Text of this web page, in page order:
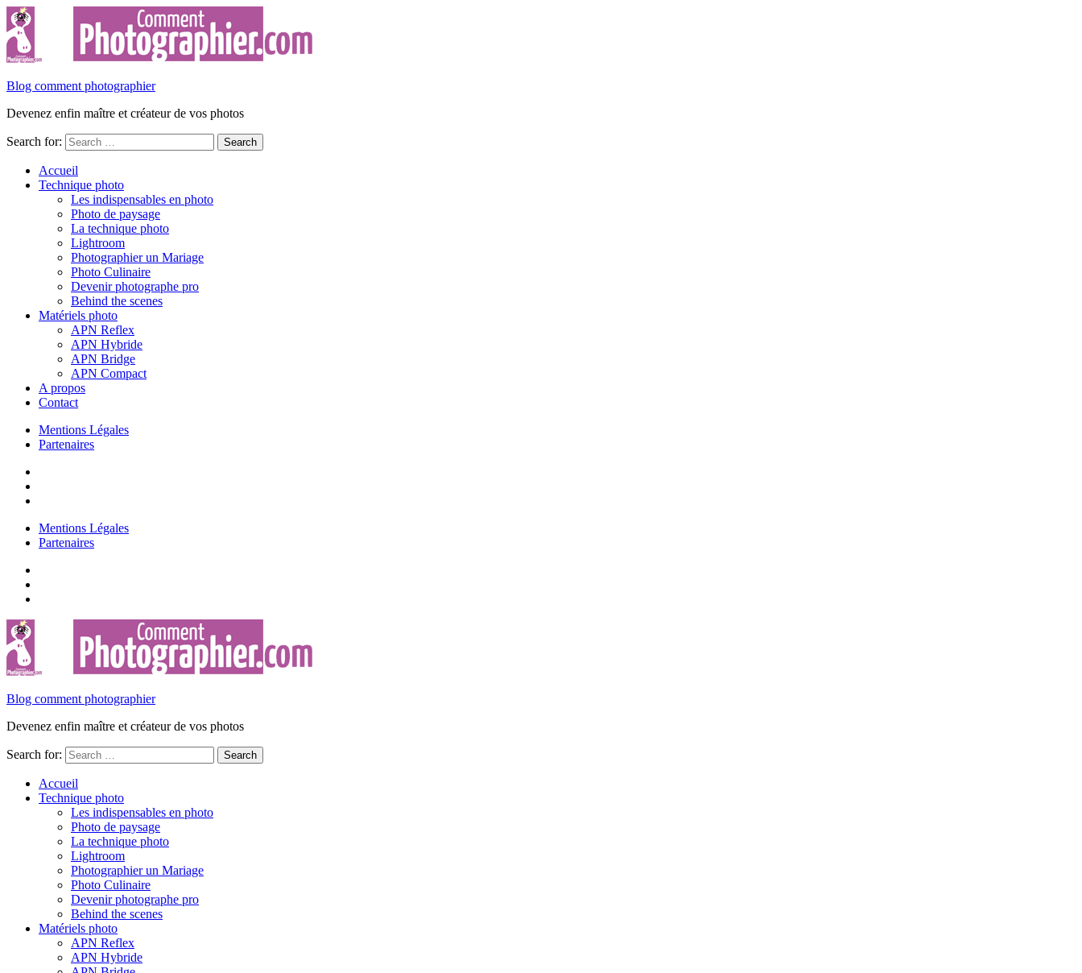
Blog comment photographier
Devenez enfin maître et créateur de vos photos
Search for:
Accueil
Technique photo
Les indispensables en photo
Photo de paysage
La technique photo
Lightroom
Photographier un Mariage
Photo Culinaire
Devenir photographe pro
Behind the scenes
Matériels photo
APN Reflex
APN Hybride
APN Bridge
APN Compact
A propos
Contact
Mentions Légales
Partenaires
Mentions Légales
Partenaires
Blog comment photographier
Devenez enfin maître et créateur de vos photos
Search for:
Accueil
Technique photo
Les indispensables en photo
Photo de paysage
La technique photo
Lightroom
Photographier un Mariage
Photo Culinaire
Devenir photographe pro
Behind the scenes
Matériels photo
APN Reflex
APN Hybride